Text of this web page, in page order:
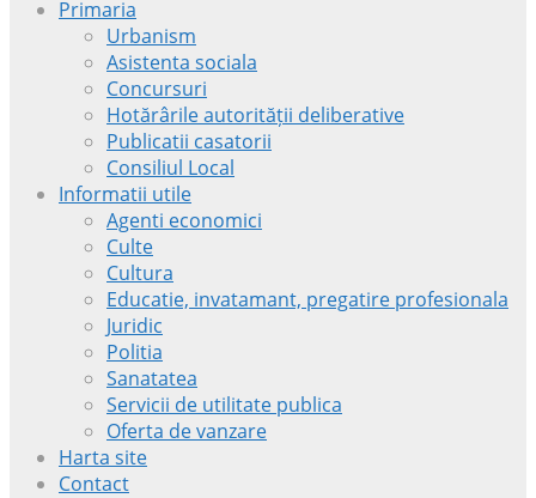
Primaria
Urbanism
Asistenta sociala
Concursuri
Hotărârile autorității deliberative
Publicatii casatorii
Consiliul Local
Informatii utile
Agenti economici
Culte
Cultura
Educatie, invatamant, pregatire profesionala
Juridic
Politia
Sanatatea
Servicii de utilitate publica
Oferta de vanzare
Harta site
Contact